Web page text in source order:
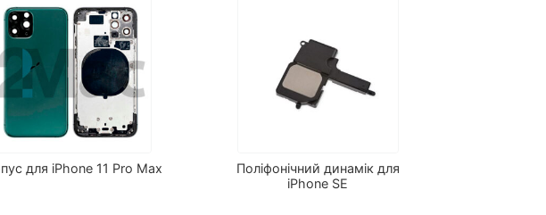
для iPhone 11 Pro Max
Поліфонічний динамік для
iPhone SE